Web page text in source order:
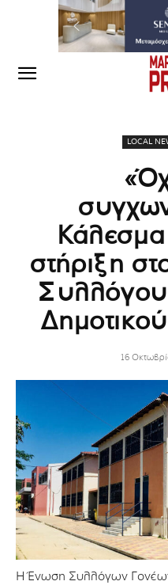
LOCAL
Κάλεσμα
στήριξη
16
Η Ένωση Συλλόγων